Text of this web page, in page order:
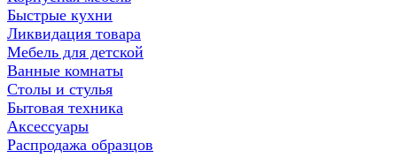
Быстрые кухни
Ликвидация товара
Мебель для детской
Ванные комнаты
Столы и стулья
Бытовая техника
Аксессуары
Распродажа образцов